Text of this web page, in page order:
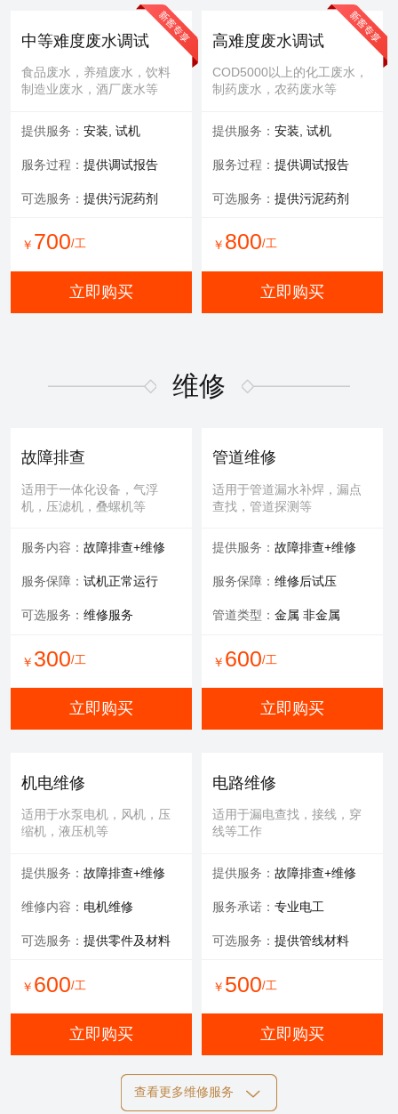
中等难度废水调试
食品废水，养殖废水，饮料
制造业废水，酒厂废水等
提供服务： 安装, 试机
服务过程： 提供调试报告
可选服务： 提供污泥药剂
￥ 700/工
立即购买
高难度废水调试
COD5000以上的化工废水，
制药废水，农药废水等
提供服务： 安装, 试机
服务过程： 提供调试报告
可选服务： 提供污泥药剂
￥ 800/工
立即购买
维修
故障排查
适用于一体化设备，气浮
机，压滤机，叠螺机等
服务内容： 故障排查+维修
服务保障： 试机正常运行
可选服务： 维修服务
￥ 300/工
立即购买
管道维修
适用于管道漏水补焊，漏点
查找，管道探测等
提供服务： 故障排查+维修
服务保障： 维修后试压
管道类型： 金属 非金属
￥ 600/工
立即购买
机电维修
适用于水泵电机，风机，压
缩机，液压机等
提供服务： 故障排查+维修
维修内容： 电机维修
可选服务： 提供零件及材料
￥ 600/工
立即购买
电路维修
适用于漏电查找，接线，穿
线等工作
提供服务： 故障排查+维修
服务承诺： 专业电工
可选服务： 提供管线材料
￥ 500/工
立即购买
膜清洗
查看更多维修服务